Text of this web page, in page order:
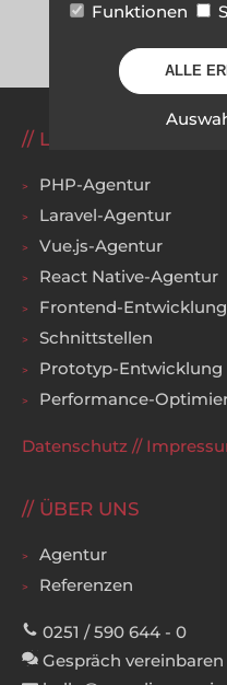
LEISTUNGEN
PHP-Agentur
Laravel-Agentur
Vue.js-Agentur
React Native-Agentur
Frontend-Entwicklung
Schnittstellen
Prototyp-Entwicklung
Performance-
Datenschutz //
ÜBER UNS
Agentur
Referenzen
0251 / 590 644 - 0
Gespräch vereinbaren
Funktionen
ALLE